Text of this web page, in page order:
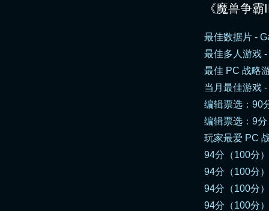
《魔兽争
最佳数据片 -
最佳多人游戏
最佳 PC 战略
当月最佳游戏
编辑票选：90
编辑票选：9
玩家最爱 PC
94分（100分
94分（100分
94分（100分
94分（100分